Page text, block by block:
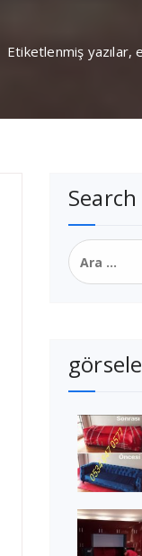
Etiketlenmiş yazılar,
Search
Arama: